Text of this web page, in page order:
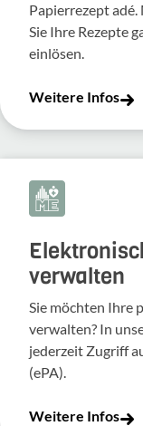
Papierrezept
Sie Ihre Rezepte
einlösen.
Weitere Infos
verwalten
Sie möchten Ihre
verwalten? In
jederzeit Zugriff
(ePA).
Weitere Infos